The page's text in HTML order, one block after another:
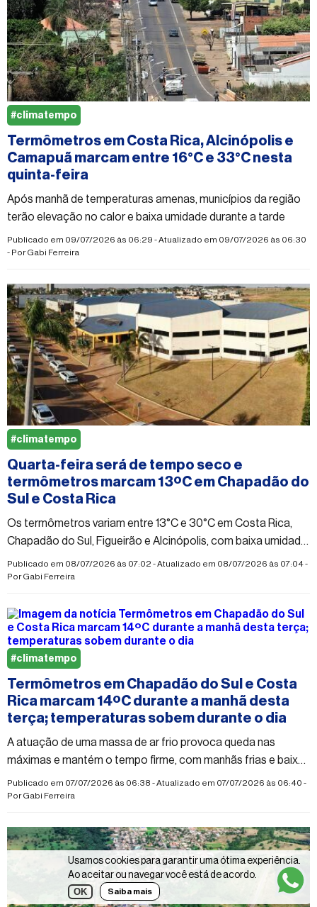
Termômetros em Costa Rica, Alcinópolis e
Camapuã marcam entre 16°C e 33°C nesta
quinta-feira
Após manhã de temperaturas amenas, municípios da região
terão elevação no calor e baixa umidade durante a tarde
Publicado em 09/07/2026 às 06:29 - Atualizado em 09/07/2026 às 06:30
- PorGabi Ferreira
#climatempo
Quarta-feira será de tempo seco e
termômetros marcam 13ºC em Chapadão do
Sul e Costa Rica
Os termômetros variam entre 13°C e 30°C em Costa Rica,
Chapadão do Sul, Figueirão e Alcinópolis, com baixa umidade
durante a tarde
Publicado em 08/07/2026 às 07:02 - Atualizado em 08/07/2026 às 07:04 -
PorGabi Ferreira
#climatempo
Termômetros em Chapadão do Sul e Costa
Rica marcam 14ºC durante a manhã desta
terça; temperaturas sobem durante o dia
A atuação de uma massa de ar frio provoca queda nas
máximas e mantém o tempo firme, com manhãs frias e baixa
umidade durante a tarde
Publicado em 07/07/2026 às 06:38 - Atualizado em 07/07/2026 às 06:40 -
PorGabi Ferreira
#climatempo
Usamos cookies para garantir uma ótima experiência.
Ao aceitar ou navegar você está de acordo.
OK Saiba mais